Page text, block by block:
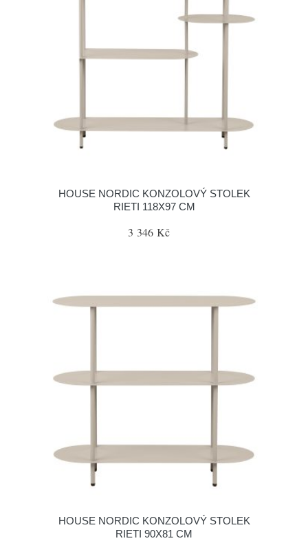
HOUSE NORDIC KONZOLOVÝ STOLEK
RIETI 118X97 CM
3 346 Kč
HOUSE NORDIC KONZOLOVÝ STOLEK
RIETI 90X81 CM